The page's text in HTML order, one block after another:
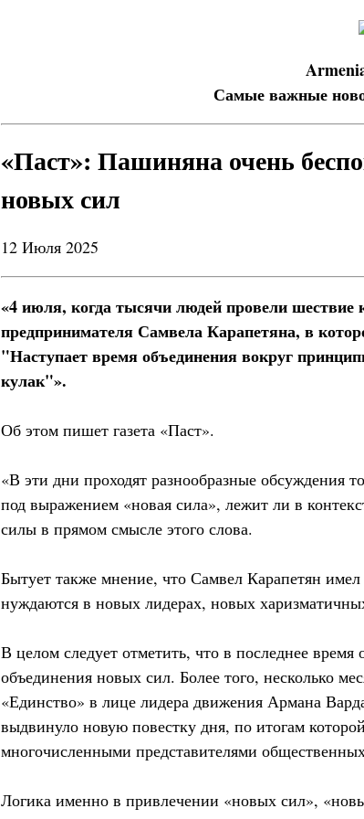
Самые важные
«Паст»: Пашиняна очень
новых сил
12 Июля 2025
«4 июля, когда тысячи людей провели шествие
предпринимателя Самвела Карапетяна, в
"Наступает время объединения вокруг
кулак"».
Об этом пишет газета «Паст».
«В эти дни проходят разнообразные обсуждения
под выражением «новая сила», лежит ли в
силы в прямом смысле этого слова.
Бытует также мнение, что Самвел Карапетян
нуждаются в новых лидерах, новых
В целом следует отметить, что в последнее время
объединения новых сил. Более того, несколько
«Единство» в лице лидера движения Армана
выдвинуло новую повестку дня, по итогам
многочисленными представителями
Логика именно в привлечении «новых сил»,